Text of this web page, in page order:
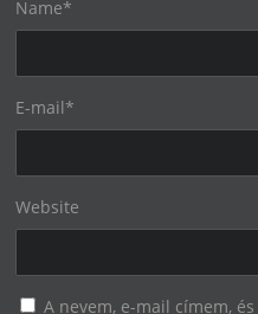
Name*
E-mail*
Website
A nevem, e-mail címem,